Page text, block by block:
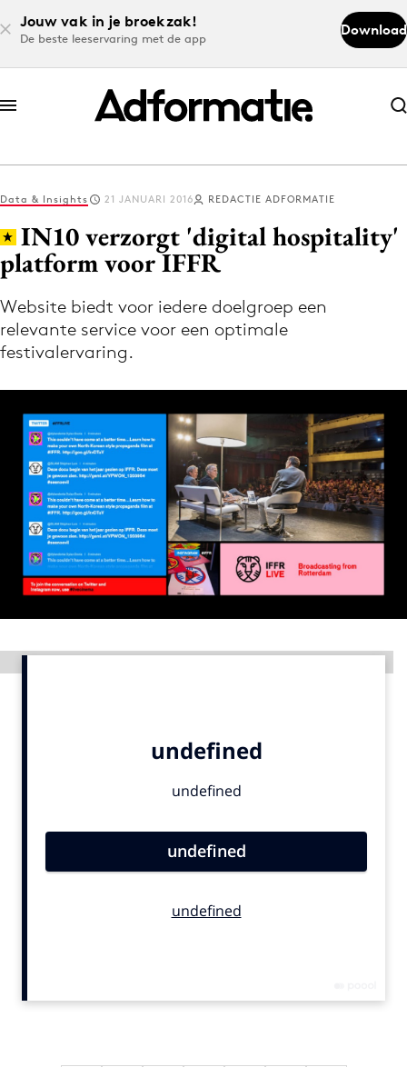
Jouw vak in je broekzak!
De beste leeservaring met de app
Download
Abonneer nu
Abonneer nu
Log in
Volg het laatste nieuws via de Adformatie
Nieuws app
Menu
9 sept: GenAI-training
12 nov: MarketingLive!
Adverteren
Events
Opleidingen
Vacatures
Bureaus
Data & Insights 21 JANUARI 2016 REDACTIE ADFORMATIE
IN10 verzorgt 'digital hospitality'
platform voor IFFR
Website biedt voor iedere doelgroep een
relevante service voor een optimale
festivalervaring.